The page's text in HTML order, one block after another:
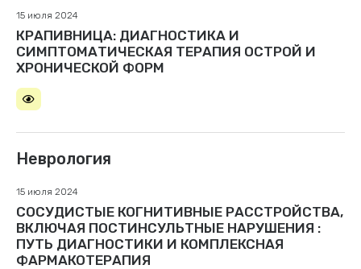
15 июля 2024
КРАПИВНИЦА: ДИАГНОСТИКА И
СИМПТОМАТИЧЕСКАЯ ТЕРАПИЯ ОСТРОЙ И
ХРОНИЧЕСКОЙ ФОРМ
Неврология
15 июля 2024
СОСУДИСТЫЕ КОГНИТИВНЫЕ РАССТРОЙСТВА,
ВКЛЮЧАЯ ПОСТИНСУЛЬТНЫЕ НАРУШЕНИЯ :
ПУТЬ ДИАГНОСТИКИ И КОМПЛЕКСНАЯ
ФАРМАКОТЕРАПИЯ